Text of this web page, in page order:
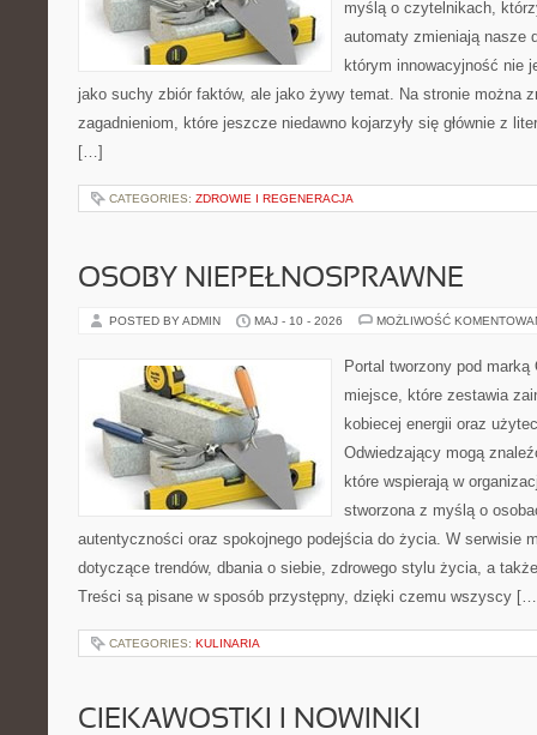
myślą o czytelnikach,
automaty zmieniają nasze
którym innowacyjność nie
jako suchy zbiór faktów, ale jako żywy temat. Na stronie można
zagadnieniom, które jeszcze niedawno kojarzyły się głównie z
[…]
CATEGORIES: ZDROWIE I REGENERACJA
OSOBY NIEPEŁNOSPRAWNE
POSTED BY ADMIN MAJ - 10 - 2026 MOŻLIWOŚĆ
Portal tworzony pod
miejsce, które zestawia
kobiecej energii oraz
Odwiedzający mogą
które wspierają w
stworzona z myślą o
autentyczności oraz spokojnego podejścia do życia. W serwisie
dotyczące trendów, dbania o siebie, zdrowego stylu życia, a
Treści są pisane w sposób przystępny, dzięki czemu wszyscy
CATEGORIES: KULINARIA
CIEKAWOSTKI I NOWINKI